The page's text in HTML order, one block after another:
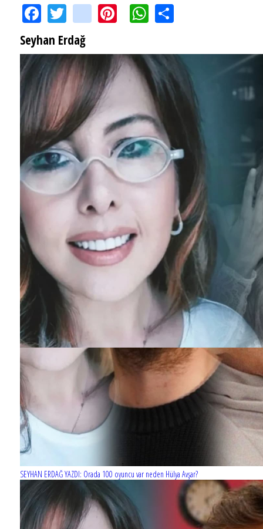
FacebookTwitterinstagramPinterestWhatsApp
Seyhan Erdağ
SEYHAN ERDAĞ YAZDI: Peki Mehmet Ali Erbil bu evliliği neden yaptı?
SEYHAN ERDAĞ YAZDI: Orada 100 oyuncu var neden Hülya Avşar?